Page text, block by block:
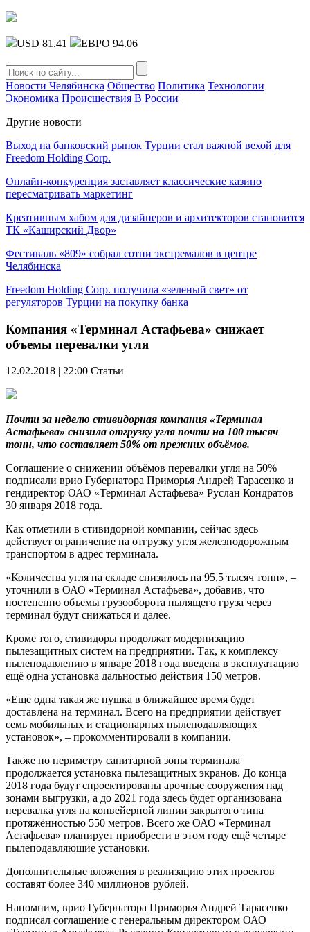
USD 81.41 ЕВРО 94.06
Новости Челябинска Общество Политика Технологии
Экономика Происшествия В России
Другие новости
Выход на банковский рынок Турции стал важной вехой для
Freedom Holding Corp.
Онлайн-конкуренция заставляет классические казино
пересматривать маркетинг
Креативным хабом для дизайнеров и архитекторов становится
ТК «Каширский Двор»
Фестиваль «809» собрал сотни экстремалов в центре
Челябинска
Freedom Holding Corp. получила «зеленый свет» от
регуляторов Турции на покупку банка
Компания «Терминал Астафьева» снижает
объемы перевалки угля
12.02.2018 | 22:00 Статьи
Почти за неделю стивидорная компания «Терминал
Астафьева» снизила отгрузку угля почти на 100 тысяч
тонн, что составляет 50% от прежних объёмов.
Соглашение о снижении объёмов перевалки угля на 50%
подписали врио Губернатора Приморья Андрей Тарасенко и
гендиректор ОАО «Терминал Астафьева» Руслан Кондратов
30 января 2018 года.
Как отметили в стивидорной компании, сейчас здесь
действует ограничение на отгрузку угля железнодорожным
транспортом в адрес терминала.
«Количества угля на складе снизилось на 95,5 тысяч тонн», –
уточнили в ОАО «Терминал Астафьева», добавив, что
постепенно объемы грузооборота пылящего груза через
терминал будут снижаться и далее.
Кроме того, стивидоры продолжат модернизацию
пылезащитных систем на предприятии. Так, к комплексу
пылеподавлению в январе 2018 года введена в эксплуатацию
ещё одна установка дальностью действия 150 метров.
«Еще одна такая же пушка в ближайшее время будет
доставлена на терминал. Всего на предприятии действует
семь мобильных и стационарных пылеподавляющих
установок», – прокомментировали в компании.
Также по периметру санитарной зоны терминала
продолжается установка пылезащитных экранов. До конца
2018 года будут спроектированы арочные сооружения над
зонами выгрузки, а до 2021 года здесь будет организована
перевалка угля на конвейерной линии закрытого типа
протяжённостью 550 метров. Всего же ОАО «Терминал
Астафьева» планирует приобрести в этом году ещё четыре
пылеподавляющие установки.
Дополнительные вложения в реализацию этих проектов
составят более 340 миллионов рублей.
Напомним, врио Губернатора Приморья Андрей Тарасенко
подписал соглашение с генеральным директором ОАО